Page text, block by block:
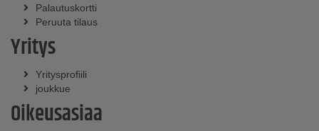
Palautuskortti
Peruuta tilaus
Yritys
Yritysprofiili
joukkue
Oikeusasiaa